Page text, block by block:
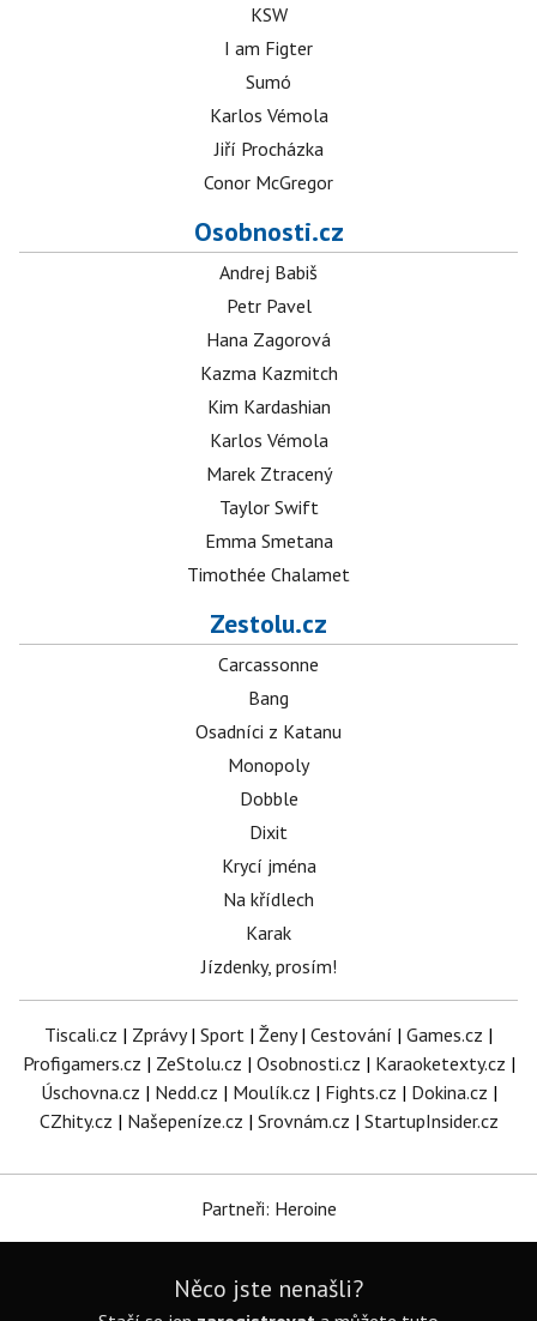
KSW
I am Figter
Sumó
Karlos Vémola
Jiří Procházka
Conor McGregor
Osobnosti.cz
Andrej Babiš
Petr Pavel
Hana Zagorová
Kazma Kazmitch
Kim Kardashian
Karlos Vémola
Marek Ztracený
Taylor Swift
Emma Smetana
Timothée Chalamet
Zestolu.cz
Carcassonne
Bang
Osadníci z Katanu
Monopoly
Dobble
Dixit
Krycí jména
Na křídlech
Karak
Jízdenky, prosím!
Tiscali.cz | Zprávy| Sport | Ženy| Cestování | Games.cz |
Profigamers.cz | ZeStolu.cz | Osobnosti.cz | Karaoketexty.cz |
Úschovna.cz | Nedd.cz | Moulík.cz | Fights.cz | Dokina.cz |
CZhity.cz | Našepeníze.cz | Srovnám.cz | StartupInsider.cz
Partneři: Heroine
Něco jste nenašli?